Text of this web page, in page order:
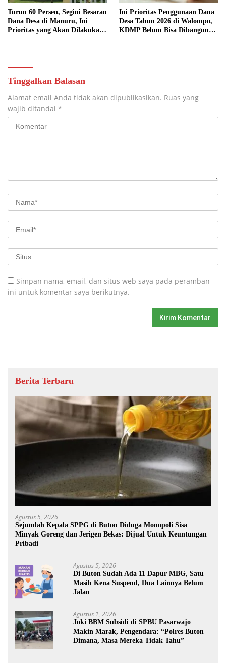
Turun 60 Persen, Segini Besaran
Dana Desa di Manuru, Ini
Prioritas yang Akan Dilakukan:
Ini Prioritas Penggunaan Dana
Desa Tahun 2026 di Walompo,
KDMP Belum Bisa Dibangun
Tinggalkan Balasan
Alamat email Anda tidak akan dipublikasikan. Ruas yang
wajib ditandai *
Simpan nama, email, dan situs web saya pada peramban
ini untuk komentar saya berikutnya.
Berita Terbaru
Agustus 5, 2026
Sejumlah Kepala SPPG di Buton Diduga Monopoli Sisa
Minyak Goreng dan Jerigen Bekas: Dijual Untuk Keuntungan
Pribadi
Agustus 5, 2026
Di Buton Sudah Ada 11 Dapur MBG, Satu
Masih Kena Suspend, Dua Lainnya Belum
Jalan
Agustus 1, 2026
Joki BBM Subsidi di SPBU Pasarwajo
Makin Marak, Pengendara: “Polres Buton
Dimana, Masa Mereka Tidak Tahu”